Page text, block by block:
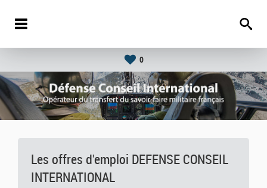
0
Les offres d'emploi DEFENSE CONSEIL
INTERNATIONAL